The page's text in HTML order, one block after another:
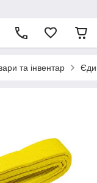
та інвентар